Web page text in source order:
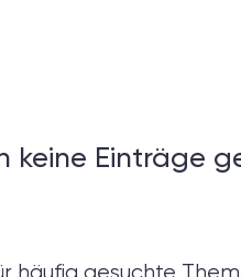
keine Einträge